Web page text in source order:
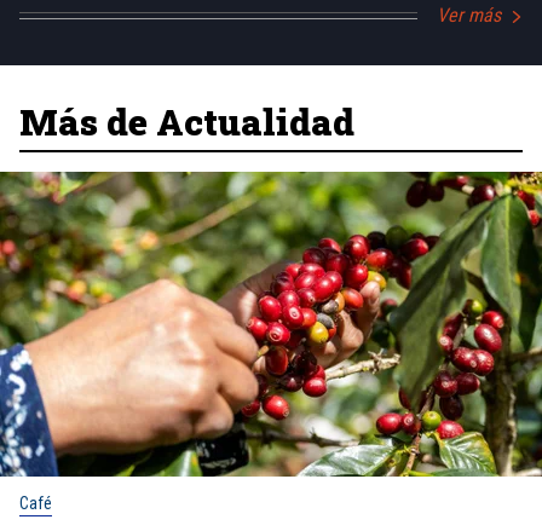
Ver más
Más de Actualidad
Café